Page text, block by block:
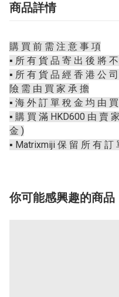
商品詳情
購 買 前 需 注 意 事 項
▪️ 所 有 貨 品 寄 出 後 將
▪️ 所 有 貨 品 經 香 港 公
險 需 由 買 家 承 擔
▪️ 海 外 訂 單 稅 金 均 由
▪️ 購 買 滿 HKD600 由 賣
金 )
▪️ Matrixmiji 保 留 所 有 訂
你可能感興趣的商品